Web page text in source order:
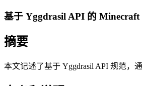
基于 Yggdrasil API 的
摘要
本文记述了基于 Yggdrasil API 规范，